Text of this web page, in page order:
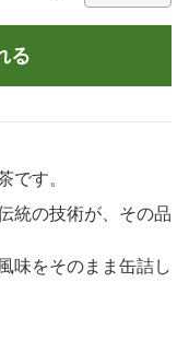
る
です。
統の技術が、その品
味をそのまま缶詰し